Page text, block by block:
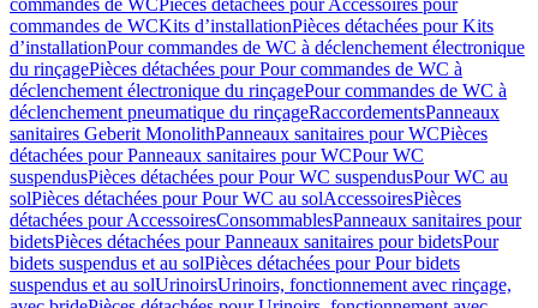
commandes de WCPièces détachées pour Accessoires pour
commandes de WCKits d’installationPièces détachées pour Kits
d’installationPour commandes de WC à déclenchement électronique
du rinçagePièces détachées pour Pour commandes de WC à
déclenchement électronique du rinçagePour commandes de WC à
déclenchement pneumatique du rinçageRaccordementsPanneaux
sanitaires Geberit MonolithPanneaux sanitaires pour WCPièces
détachées pour Panneaux sanitaires pour WCPour WC
suspendusPièces détachées pour Pour WC suspendusPour WC au
solPièces détachées pour Pour WC au solAccessoiresPièces
détachées pour AccessoiresConsommablesPanneaux sanitaires pour
bidetsPièces détachées pour Panneaux sanitaires pour bidetsPour
bidets suspendus et au solPièces détachées pour Pour bidets
suspendus et au solUrinoirsUrinoirs, fonctionnement avec rinçage,